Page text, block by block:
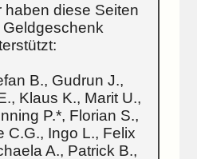
haben diese Seiten
Geldgeschenk
B., Gudrun J.,
Klaus K., Marit U.,
P.*, Florian S.,
C.G., Ingo L., Felix
A., Patrick B.,